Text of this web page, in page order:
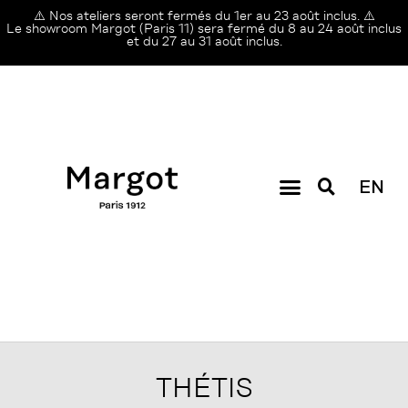
⚠️ Nos ateliers seront fermés du 1er au 23 août inclus. ⚠️
Le showroom Margot (Paris 11) sera fermé du 8 au 24 août inclus
et du 27 au 31 août inclus.
EN
THÉTIS